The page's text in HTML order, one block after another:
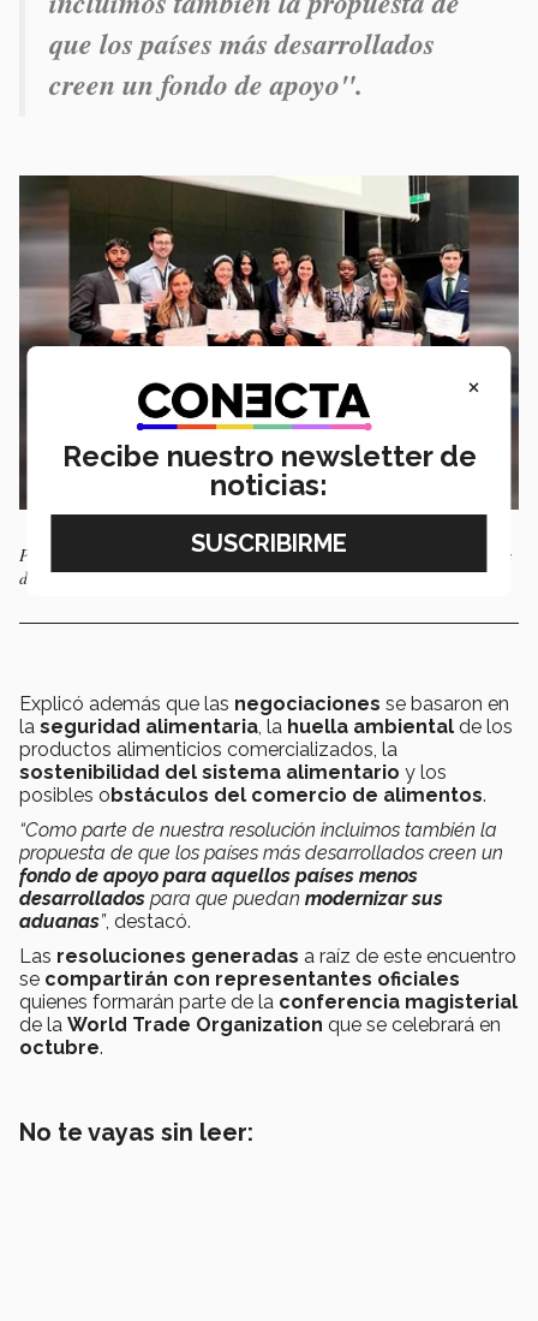
que los países más desarrollados
creen un fondo de apoyo".
Pamela Velazco participó en diversas actividades como debates en temas
de comercio internacional.
Explicó además que las negociaciones se basaron en
la seguridad alimentaria, la huella ambiental de los
productos alimenticios comercializados, la
sostenibilidad del sistema alimentario y los
posibles o bstáculos del comercio de alimentos.
“Como parte de nuestra resolución incluimos también la
propuesta de que los países más desarrollados creen un
fondo de apoyo para aquellos países menos
desarrollados para que puedan modernizar sus
aduanas”, destacó.
Las resoluciones generadas a raíz de este encuentro
se compartirán con representantes oficiales
quienes formarán parte de la conferencia magisterial
de la World Trade Organization que se celebrará en
octubre.
No te vayas sin leer:
×
Recibe nuestro newsletter de
noticias: